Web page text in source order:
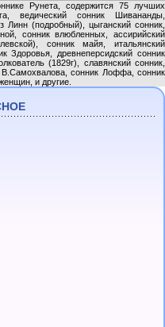
Рунета, содержится 75 лучших
ведический сонник Шивананды,
Линн (подробный), цыганский сонник,
сонник влюбленных, ассирийский
сонник майя, итальянский
Здоровья, древнеперсидский сонник
(1829г), славянский сонник,
В.Самохвалова, сонник Лоффа, сонник
и другие.